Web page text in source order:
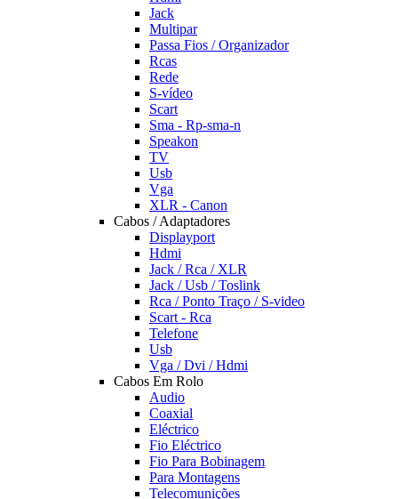
Jack
Multipar
Passa Fios / Organizador
Rcas
Rede
S-vídeo
Scart
Sma - Rp-sma-n
Speakon
TV
Usb
Vga
XLR - Canon
Cabos / Adaptadores
Displayport
Hdmi
Jack / Rca / XLR
Jack / Usb / Toslink
Rca / Ponto Traço / S-video
Scart - Rca
Telefone
Usb
Vga / Dvi / Hdmi
Cabos Em Rolo
Audio
Coaxial
Eléctrico
Fio Eléctrico
Fio Para Bobinagem
Para Montagens
Telecomunições